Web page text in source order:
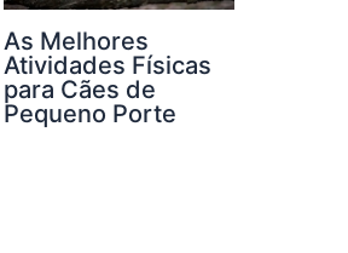
As Melhores
Atividades Físicas
para Cães de
Pequeno Porte